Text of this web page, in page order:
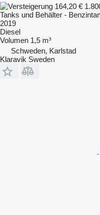
164,20 €
Tanks und Behälter -
2019
Diesel
Volumen 1,5 m³
Schweden, Karlstad
Klaravik Sweden